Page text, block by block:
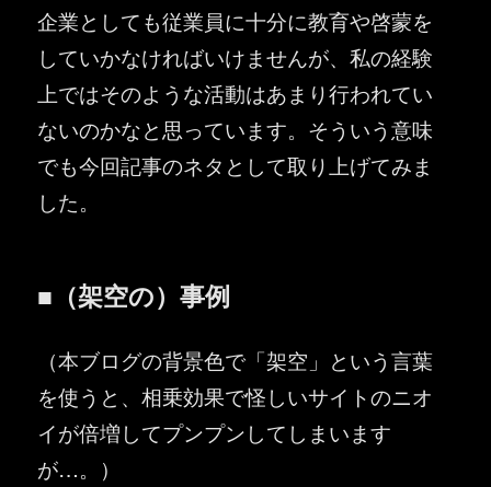
企業としても従業員に十分に教育や啓蒙を
していかなければいけませんが、私の経験
上ではそのような活動はあまり行われてい
ないのかなと思っています。そういう意味
でも今回記事のネタとして取り上げてみま
した。
■（架空の）事例
（本ブログの背景色で「架空」という言葉
を使うと、相乗効果で怪しいサイトのニオ
イが倍増してプンプンしてしまいます
が…。）